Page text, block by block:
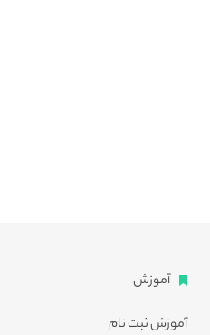
آموزش
آموزش ثبت نام